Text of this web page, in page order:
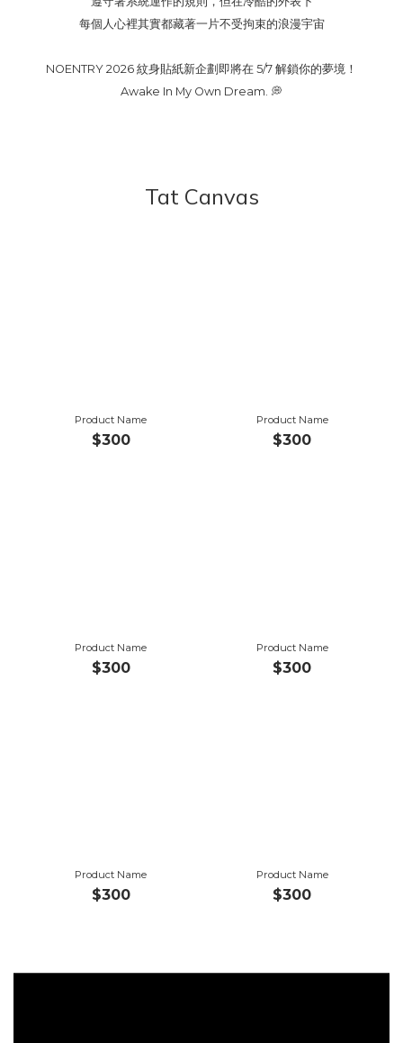
每個人心裡其實都藏著一片不受拘束的浪漫宇宙
NOENTRY 2026 紋身貼紙新企劃即將在 5/7 解鎖你的夢境！
Awake In My Own Dream. 💭
Tat Canvas
Product Name
$300
Product Name
$300
Product Name
$300
Product Name
$300
Product Name
$300
Product Name
$300